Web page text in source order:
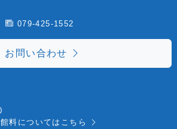
079-425-1552
お問い合わせ
料については こちら